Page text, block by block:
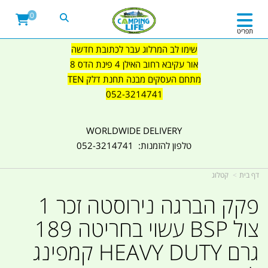
שימו לב המרלוג עבר לכתובת חדשה
אור עקיבא רחוב האילן 4 פינת הדס 8
מתחם העסקים מבנה תחנת דלק TEN
052-3214741
WORLDWIDE DELIVERY
טלפון להזמנות: 052-3214741
תפריט
0
דף בית קטלוג
פקק הברגה נירוסטה זכר 1
צול BSP עשוי בחריטה 189
גרם HEAVY DUTY קמפינג